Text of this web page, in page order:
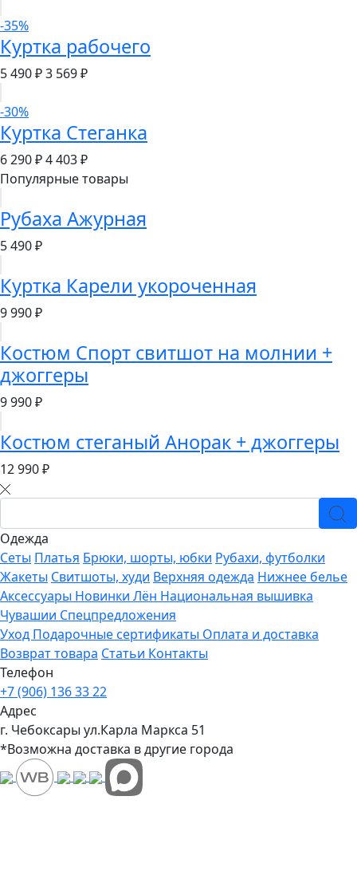
-35%
Куртка рабочего
5 490 ₽3 569 ₽
-30%
Куртка Стеганка
6 290 ₽4 403 ₽
Популярные товары
Рубаха Ажурная
5 490 ₽
Куртка Карели укороченная
9 990 ₽
Костюм Спорт свитшот на молнии +
джоггеры
9 990 ₽
Костюм стеганый Анорак + джоггеры
12 990 ₽
Одежда
Сеты Платья Брюки, шорты, юбки Рубахи, футболки
Жакеты Свитшоты, худи Верхняя одежда Нижнее белье
Аксессуары Новинки Лён Национальная вышивка
Чувашии Спецпредложения
Уход Подарочные сертификаты Оплата и доставка
Возврат товара Статьи Контакты
Телефон
+7 (906) 136 33 22
Адрес
г. Чебоксары ул.Карла Маркса 51
*Возможна доставка в другие города